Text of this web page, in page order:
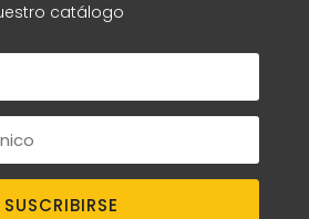
catálogo
SUSCRIBIRSE